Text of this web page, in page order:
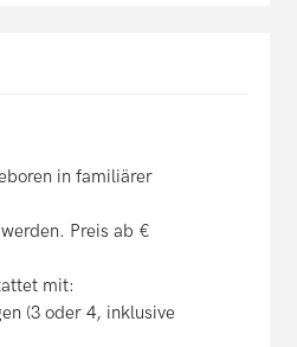
in familiärer
Preis ab €
mit:
(3 oder 4, inklusive